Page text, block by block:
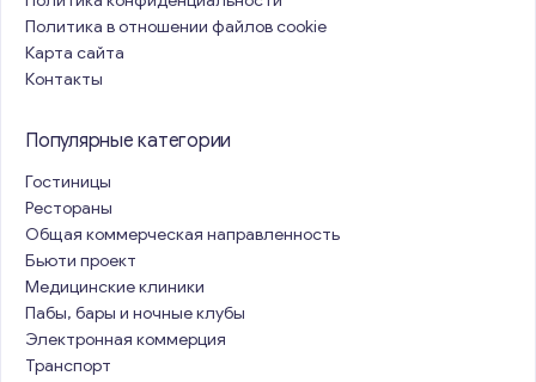
Политика в отношении файлов cookie
Карта сайта
Контакты
Популярные категории
Гостиницы
Рестораны
Общая коммерческая направленность
Бьюти проект
Медицинские клиники
Пабы, бары и ночные клубы
Электронная коммерция
Транспорт